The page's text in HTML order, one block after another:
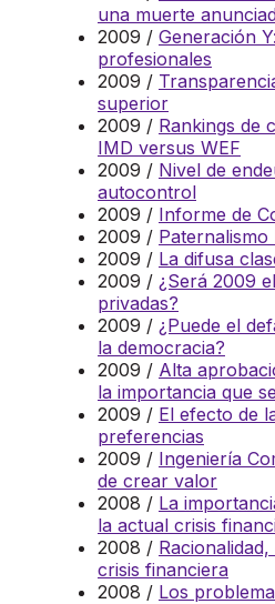
una muerte
2009 / Generación
profesionales
2009 /
superior
2009 / Rankings de
IMD versus WEF
2009 / Nivel de
autocontrol
2009 / Informe de
2009 / Paternalismo
2009 / La difusa
2009 / ¿Será 2009
privadas?
2009 / ¿Puede el
la democracia?
2009 / Alta
la importancia que
2009 / El efecto de
preferencias
2009 / Ingeniería
de crear valor
2008 / La
la actual crisis
2008 /
crisis financiera
2008 / Los